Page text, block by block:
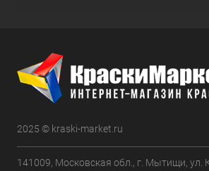
2025 © kraski-market.ru
141009, Московская обл., г. Мытищи, ул.